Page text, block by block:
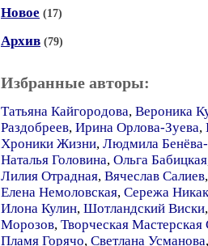
Новое (17)
Архив (79)
Избранные авторы:
Татьяна Кайгородова, Вероника
Раздобреев, Ирина Орлова-Зуева,
Хроники Жизни, Людмила
Наталья Головина, Ольга Бабицкая
Лилия Отрадная, Вячеслав Салиев,
Елена Немоловская, Сережа
Илона Кулин, Шотландский Виски,
Морозов, Творческая
Пламя Горячо, Светлана Усманова,